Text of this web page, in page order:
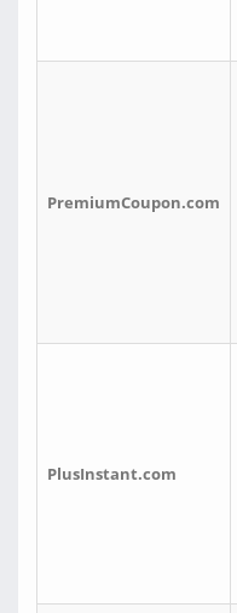
PremiumCoupon.com
PlusInstant.com